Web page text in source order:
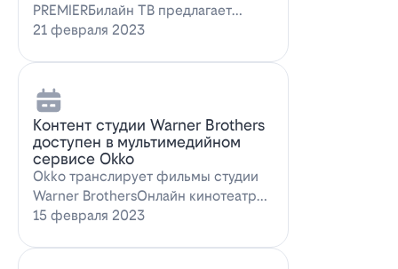
PREMIERБилайн ТВ предлагает
подписку на PREMIER. Всем
21 февраля 2023
Контент студии Warner Brothers
доступен в мультимедийном
сервисе Okko
Okko транслирует фильмы студии
Warner BrothersОнлайн кинотеатр
Okko пополнил коллекцию лучшими
15 февраля 2023